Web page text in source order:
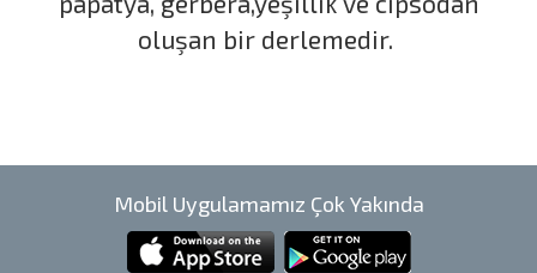
oluşan bir derlemedir.
Mobil Uygulamamız Çok Yakında